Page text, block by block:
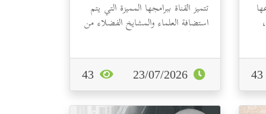
تتميز القناة ببرامجها المميزة التي يتم
استضافة العلماء والمشايخ الفضلاء من